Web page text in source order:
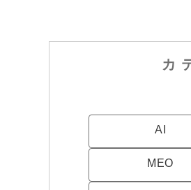
カ
AI
MEO